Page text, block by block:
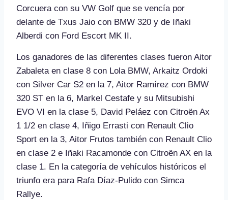
Corcuera con su VW Golf que se vencía por
delante de Txus Jaio con BMW 320 y de Iñaki
Alberdi con Ford Escort MK II.
Los ganadores de las diferentes clases fueron Aitor
Zabaleta en clase 8 con Lola BMW, Arkaitz Ordoki
con Silver Car S2 en la 7, Aitor Ramírez con BMW
320 ST en la 6, Markel Cestafe y su Mitsubishi
EVO VI en la clase 5, David Peláez con Citroën Ax
1 1/2 en clase 4, Iñigo Errasti con Renault Clio
Sport en la 3, Aitor Frutos también con Renault Clio
en clase 2 e Iñaki Racamonde con Citroën AX en la
clase 1. En la categoría de vehículos históricos el
triunfo era para Rafa Díaz-Pulido con Simca
Rallye.